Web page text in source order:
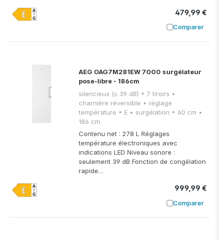
479,99 €
Comparer
Ajouter à
AEG OAG7M281EW 7000 surgélateur
pose-libre - 186cm
silencieux (≤ 39 dB) • 7 tiroirs •
charnière réversible • réglage
température • E • surgélation • 60 cm •
186 cm
Contenu net : 278 L Réglages
température électroniques avec
indications LED Niveau sonore :
seulement 39 dB Fonction de congélation
rapide…
999,99 €
Comparer
Ajouter à